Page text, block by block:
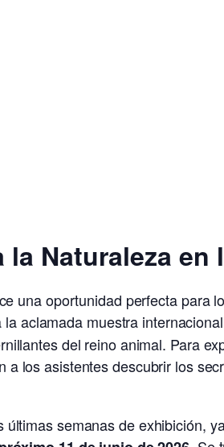
Naturaleza
una oportunidad perfecta para
la aclamada muestra internacional
del reino animal. Para
a los asistentes descubrir los
semanas de exhibición,